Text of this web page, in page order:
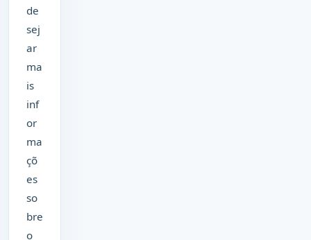
de
sej
ar
ma
is
inf
or
ma
çõ
es
so
bre
o